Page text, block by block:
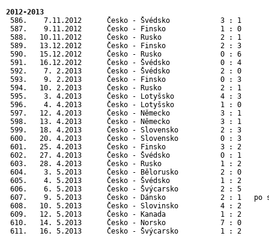
2012-2013
586.    7.11.2012      Česko - Švédsko            3 : 1
587.    9.11.2012      Česko - Finsko             1 : 0
588.   10.11.2012      Česko - Rusko              2 : 1
589.   13.12.2012      Česko - Finsko             2 : 3
590.   15.12.2012      Česko - Rusko              0 : 6
591.   16.12.2012      Česko - Švédsko            0 : 4
592.    7. 2.2013      Česko - Švédsko            2 : 0
593.    9. 2.2013      Česko - Finsko             0 : 3
594.   10. 2.2013      Česko - Rusko              2 : 1
595.    3. 4.2013      Česko - Lotyšsko           4 : 3
596.    4. 4.2013      Česko - Lotyšsko           1 : 0
597.   12. 4.2013      Česko - Německo            3 : 1
598.   13. 4.2013      Česko - Německo            3 : 1
599.   18. 4.2013      Česko - Slovensko          2 : 3
600.   20. 4.2013      Česko - Slovensko          0 : 3
601.   25. 4.2013      Česko - Finsko             3 : 2
602.   27. 4.2013      Česko - Švédsko            0 : 1
603.   28. 4.2013      Česko - Rusko              1 : 2
604.    3. 5.2013      Česko - Bělorusko
605.    4. 5.2013      Česko - Švédsko
606.    6. 5.2013      Česko - Švýcarsko
607.    9. 5.2013      Česko - Dánsko             2 : 1
608.   10. 5.2013      Česko - Slovinsko
609.   12. 5.2013      Česko - Kanada
610.   14. 5.2013      Česko - Norsko
611.   16. 5.2013      Česko - Švýcarsko